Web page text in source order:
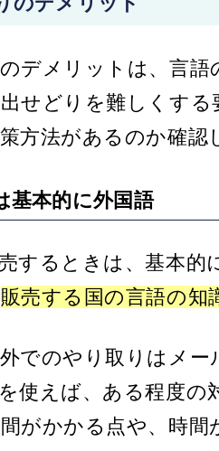
デメリットは、言
せどりを難しくす
方法があるのか確認
基本的に外国語
するときは、基本的
販売する国の言語の
でのやり取りはメ
使えば、ある程度の
がかかる点や、時